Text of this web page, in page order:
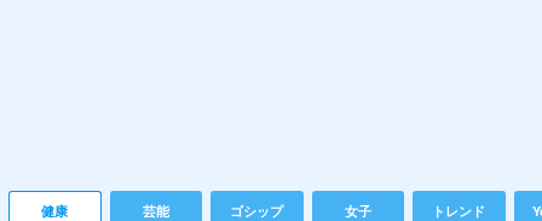
健康 芸能 ゴシップ 女子 トレンド